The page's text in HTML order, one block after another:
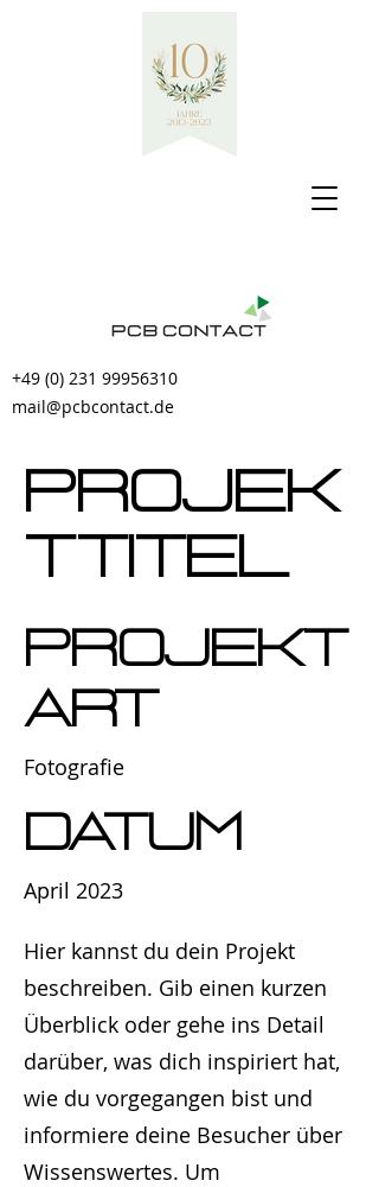
+49 (0) 231 99956310
mail@pcbcontact.de
Projek
ttitel
Projekt
art
Fotografie
Datum
April 2023
Hier kannst du dein Projekt
beschreiben. Gib einen kurzen
Überblick oder gehe ins Detail
darüber, was dich inspiriert hat,
wie du vorgegangen bist und
informiere deine Besucher über
Wissenswertes. Um